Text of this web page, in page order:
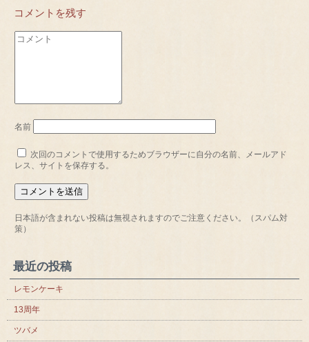
コメントを残す
名前
次回のコメントで使用するためブラウザーに自分の名前、メールアド
レス、サイトを保存する。
日本語が含まれない投稿は無視されますのでご注意ください。（スパム対
策）
最近の投稿
レモンケーキ
13周年
ツバメ